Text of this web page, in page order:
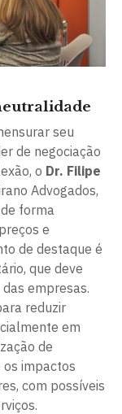
seu
de negociação
o Dr. Filipe
Advogados,
forma
e
de destaque é
que deve
empresas.
reduzir
em
de
os impactos
com possíveis